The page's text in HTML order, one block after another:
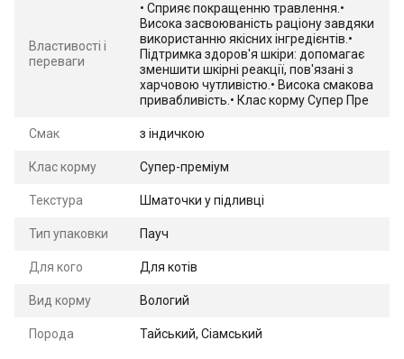
Властивості і
переваги
• Сприяє покращенню травлення.•
Висока засвоюваність раціону завдяки
використанню якісних інгредієнтів.•
Підтримка здоров'я шкіри: допомагає
зменшити шкірні реакції, пов'язані з
харчовою чутливістю.• Висока смакова
привабливість.• Клас корму Супер Пре
Смак з індичкою
Клас корму Супер-преміум
Текстура Шматочки у підливці
Тип упаковки Пауч
Для кого Для котів
Вид корму Вологий
Порода Тайський, Сіамський